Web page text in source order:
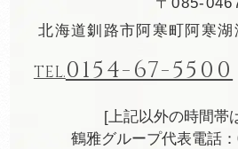
〒085-
北海道釧路市阿寒町阿寒
TEL.0154-67-5500
[上記以外の時間帯
鶴雅グループ代表電話